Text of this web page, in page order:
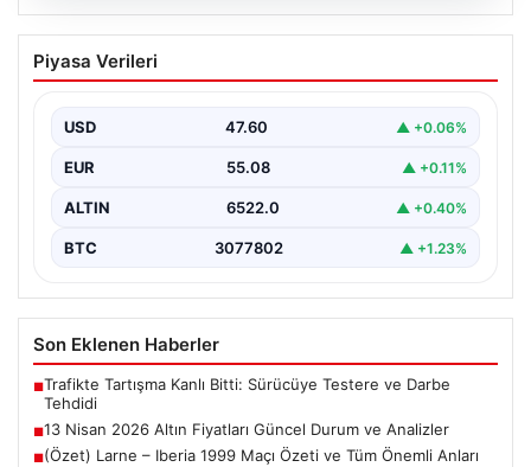
05.08.2026
13 Nisan 2026 Altın Fiyatları Güncel
Durum ve Analizler
uluslararası gelişmeler ve jeopolitical riskler nedeniyle
oldukça dalgalı…
Piyasa Verileri
USD 47.60 ▲ +0.06%
EUR 55.08 ▲ +0.11%
ALTIN 6522.0 ▲ +0.40%
BTC 3077802 ▲ +1.23%
Son Eklenen Haberler
■Trafikte Tartışma Kanlı Bitti: Sürücüye Testere ve Darbe
Tehdidi
■13 Nisan 2026 Altın Fiyatları Güncel Durum ve Analizler
■(Özet) Larne – Iberia 1999 Maçı Özeti ve Tüm Önemli Anları